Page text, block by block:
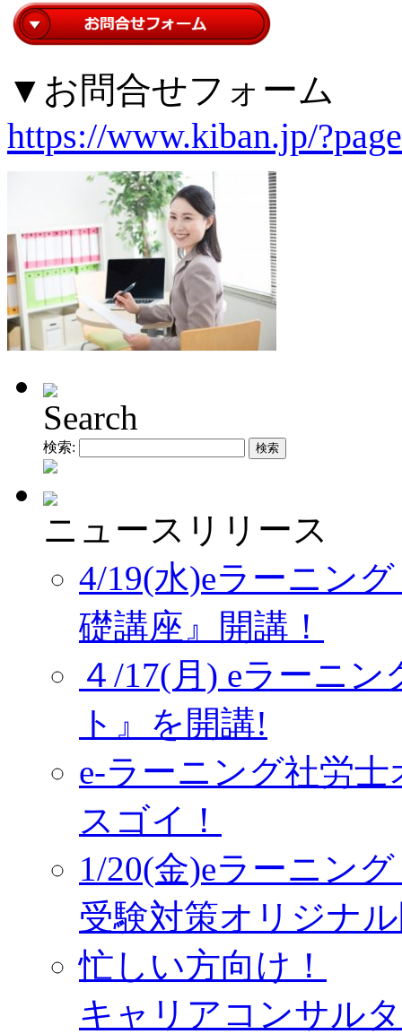
▼お問合せフォーム
https://www.kiban.jp/
Search
検索:
ニュースリリース
4/19(水)eラーニン
礎講座』開講！
４/17(月) eラーニ
ト』を開講!
e-ラーニング社労
スゴイ！
1/20(金)eラーニン
受験対策オリジナ
忙しい方向け！
キャリアコンサル